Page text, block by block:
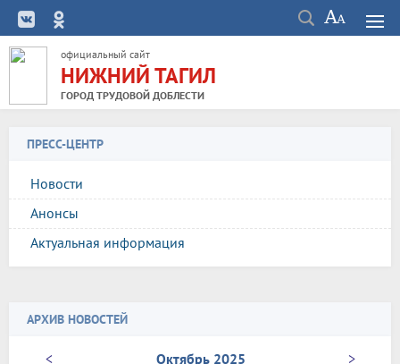
официальный сайт
НИЖНИЙ ТАГИЛ
ГОРОД ТРУДОВОЙ ДОБЛЕСТИ
ПРЕСС-ЦЕНТР
Новости
Анонсы
Актуальная информация
АРХИВ НОВОСТЕЙ
< Октябрь 2025
>